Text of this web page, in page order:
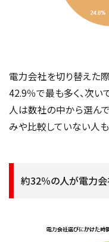
電力会社を切り替えた際
42.9％で最も多く、次い
人は数社の中から選ん
みや比較していない人
約32％の人が電力